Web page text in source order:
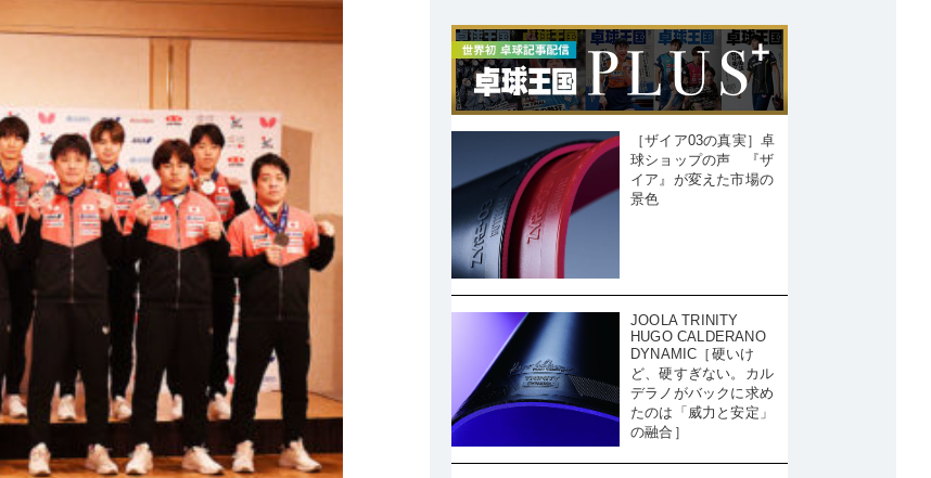
［ザイア03の真実］卓
球ショップの声 『ザ
イア』が変えた市場の
景色
JOOLA TRINITY
HUGO CALDERANO
DYNAMIC［硬いけ
ど、硬すぎない。カル
デラノがバックに求め
たのは「威力と安定」
の融合］